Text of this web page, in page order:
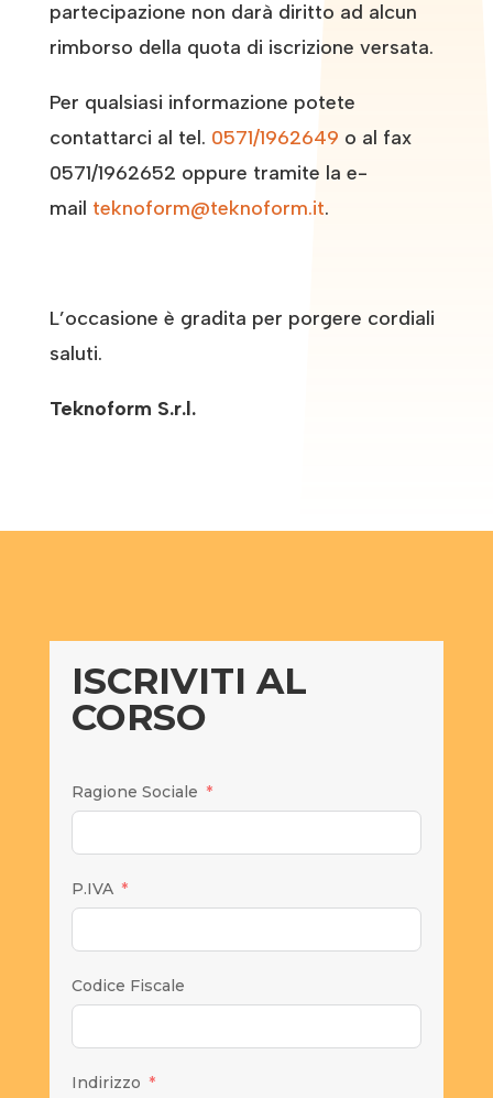
partecipazione non darà diritto ad alcun
rimborso della quota di iscrizione versata.
Per qualsiasi informazione potete
contattarci al tel. 0571/1962649 o al fax
0571/1962652 oppure tramite la e-
mail teknoform@teknoform.it.
L’occasione è gradita per porgere cordiali
saluti.
Teknoform S.r.l.
ISCRIVITI AL
CORSO
Ragione Sociale
P.IVA
Codice Fiscale
Indirizzo